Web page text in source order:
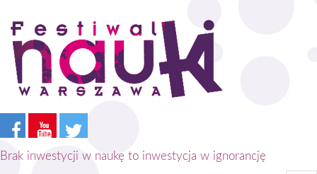
Przejdź
treści
Brak inwestycji w naukę to inwestycja w ignorancję